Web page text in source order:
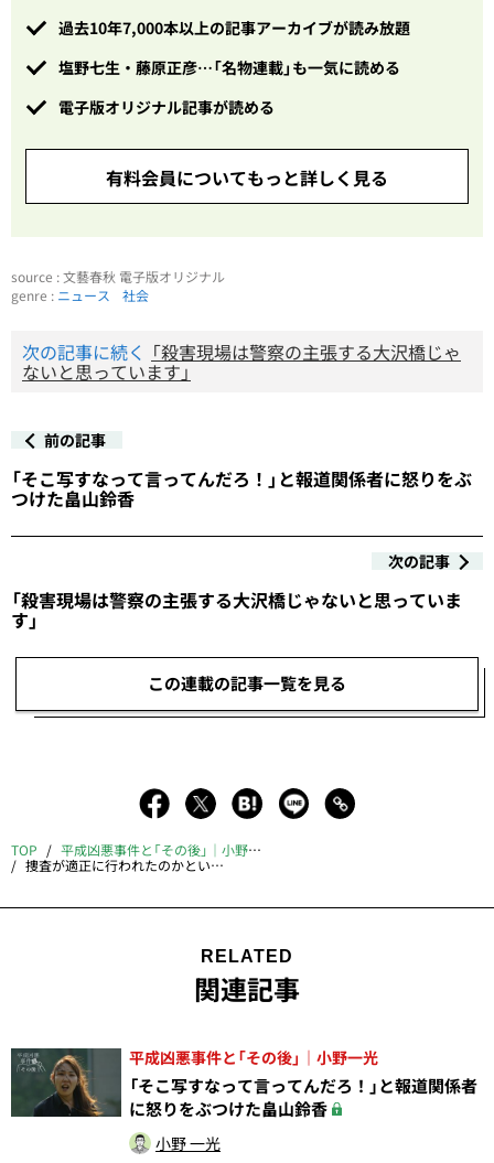
過去10年7,000本以上の記事アーカイブが読み放題
塩野七生・藤原正彦…「名物連載」も一気に読める
電子版オリジナル記事が読める
有料会員についてもっと詳しく見る
source : 文藝春秋 電子版オリジナル
genre : ニュース 社会
次の記事に続く 「殺害現場は警察の主張する大沢橋じゃ
ないと思っています」
前の記事
「そこ写すなって言ってんだろ！」と報道関係者に怒りをぶ
つけた畠山鈴香
次の記事
「殺害現場は警察の主張する大沢橋じゃないと思っていま
す」
この連載の記事一覧を見る
TOP 平成凶悪事件と「その後」｜小野一光
捜査が適正に行われたのかという質問が続いたが……
RELATED
関連記事
平成凶悪事件と「その後」｜小野一光
「そこ写すなって言ってんだろ！」と報道関係者
に怒りをぶつけた畠山鈴香
小野 一光